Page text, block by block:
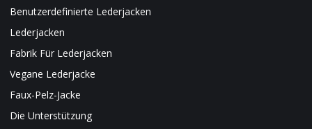
Benutzerdefinierte Lederjacken
Lederjacken
Fabrik Für Lederjacken
Vegane Lederjacke
Faux-Pelz-Jacke
Die Unterstützung